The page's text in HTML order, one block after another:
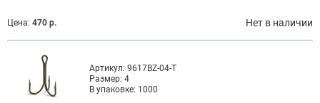
Цена: 470 р. Нет в наличии
Артикул: 9617BZ-04-T
Размер: 4
В упаковке: 1000